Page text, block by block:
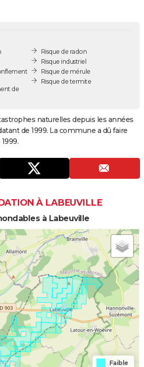
de
Risque de radon
Risque industriel
Risque de mérule
Risque de termite
naturelles depuis les années
de 1999. La commune a dû faire
À LABEUVILLE
à Labeuville
Faible